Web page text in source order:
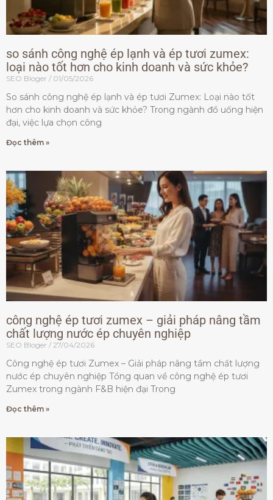
so sánh công nghệ ép lạnh và ép tươi zumex:
loại nào tốt hơn cho kinh doanh và sức khỏe?
SEO Bloger 01/05/2026
So sánh công nghệ ép lạnh và ép tươi Zumex: Loại nào tốt
hơn cho kinh doanh và sức khỏe? Trong ngành đồ uống hiện
đại, việc lựa chọn công
Đọc thêm »
công nghệ ép tươi zumex – giải pháp nâng tầm
chất lượng nước ép chuyên nghiệp
SEO Bloger 27/04/2026
Công nghệ ép tươi Zumex – Giải pháp nâng tầm chất lượng
nước ép chuyên nghiệp Tổng quan về công nghệ ép tươi
Zumex trong ngành F&B hiện đại Trong
Đọc thêm »